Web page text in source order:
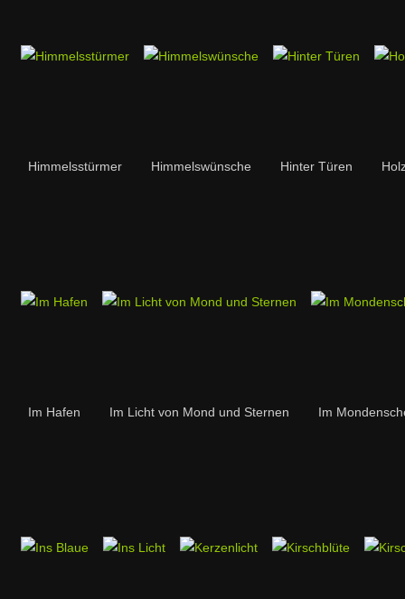
Himmelsstürmer Himmelswünsche Hinter Türen
Im Hafen Im Licht von Mond und Sternen Im